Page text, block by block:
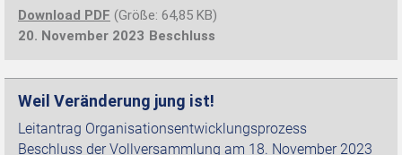
Download PDF (Größe: 64,85 KB)
20. November 2023 Beschluss
Weil Veränderung jung ist!
Leitantrag Organisationsentwicklungsprozess
Beschluss der Vollversammlung am 18. November 2023